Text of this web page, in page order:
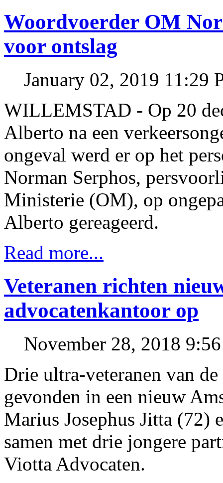
Woordvoerder OM
voor ontslag
January 02, 2019 11:29
WILLEMSTAD - Op 20
Alberto na een
ongeval werd er op het
Norman Serphos,
Ministerie (OM), op
Alberto gereageerd.
Read more...
Veteranen richten
advocatenkantoor op
November 28, 2018
Drie ultra-veteranen van
gevonden in een nieuw
Marius Josephus Jitta (72)
samen met drie jongere
Viotta Advocaten.